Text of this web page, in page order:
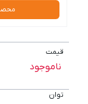
قیمت
ناموجود
توان